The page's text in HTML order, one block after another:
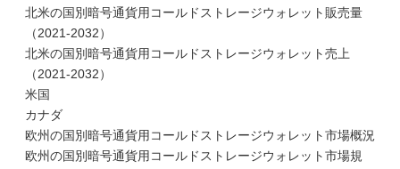
北米の国別暗号通貨用コールドストレージウォレット販売量
（2021-2032）
北米の国別暗号通貨用コールドストレージウォレット売上
（2021-2032）
米国
カナダ
欧州の国別暗号通貨用コールドストレージウォレット市場概況
欧州の国別暗号通貨用コールドストレージウォレット市場規